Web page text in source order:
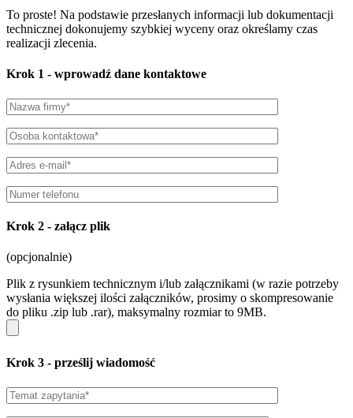
To proste! Na podstawie przesłanych informacji lub dokumentacji
technicznej dokonujemy szybkiej wyceny oraz określamy czas
realizacji zlecenia.
Krok 1 - wprowadź dane kontaktowe
Krok 2 - załącz plik
(opcjonalnie)
Plik z rysunkiem technicznym i/lub załącznikami (w razie potrzeby
wysłania większej ilości załączników, prosimy o skompresowanie
do pliku .zip lub .rar), maksymalny rozmiar to 9MB.
Krok 3 - prześlij wiadomość